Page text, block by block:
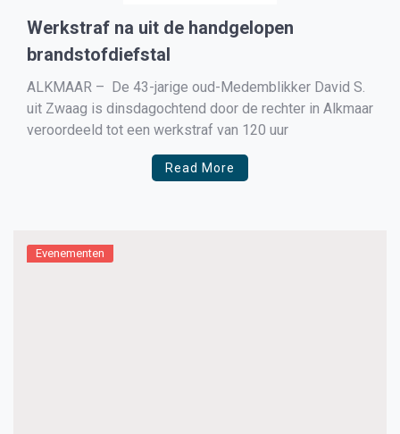
Werkstraf na uit de handgelopen
brandstofdiefstal
ALKMAAR – De 43-jarige oud-Medemblikker David S.
uit Zwaag is dinsdagochtend door de rechter in Alkmaar
veroordeeld tot een werkstraf van 120 uur
Read More
Evenementen